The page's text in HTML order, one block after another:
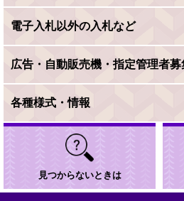
電子入札以外の入札など
広告・自動販売機・指定管理者募
各種様式・情報
見つからないときは